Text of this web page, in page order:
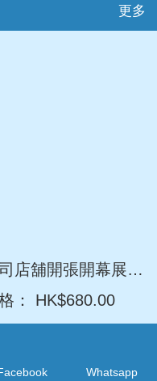
更多
公司店舖開張開幕展覽會訂開張花牌表演就職禮開業花籃預訂沙田網上花店香港九龍新界送花服務OB221
：
HK$680.00
Whatsapp